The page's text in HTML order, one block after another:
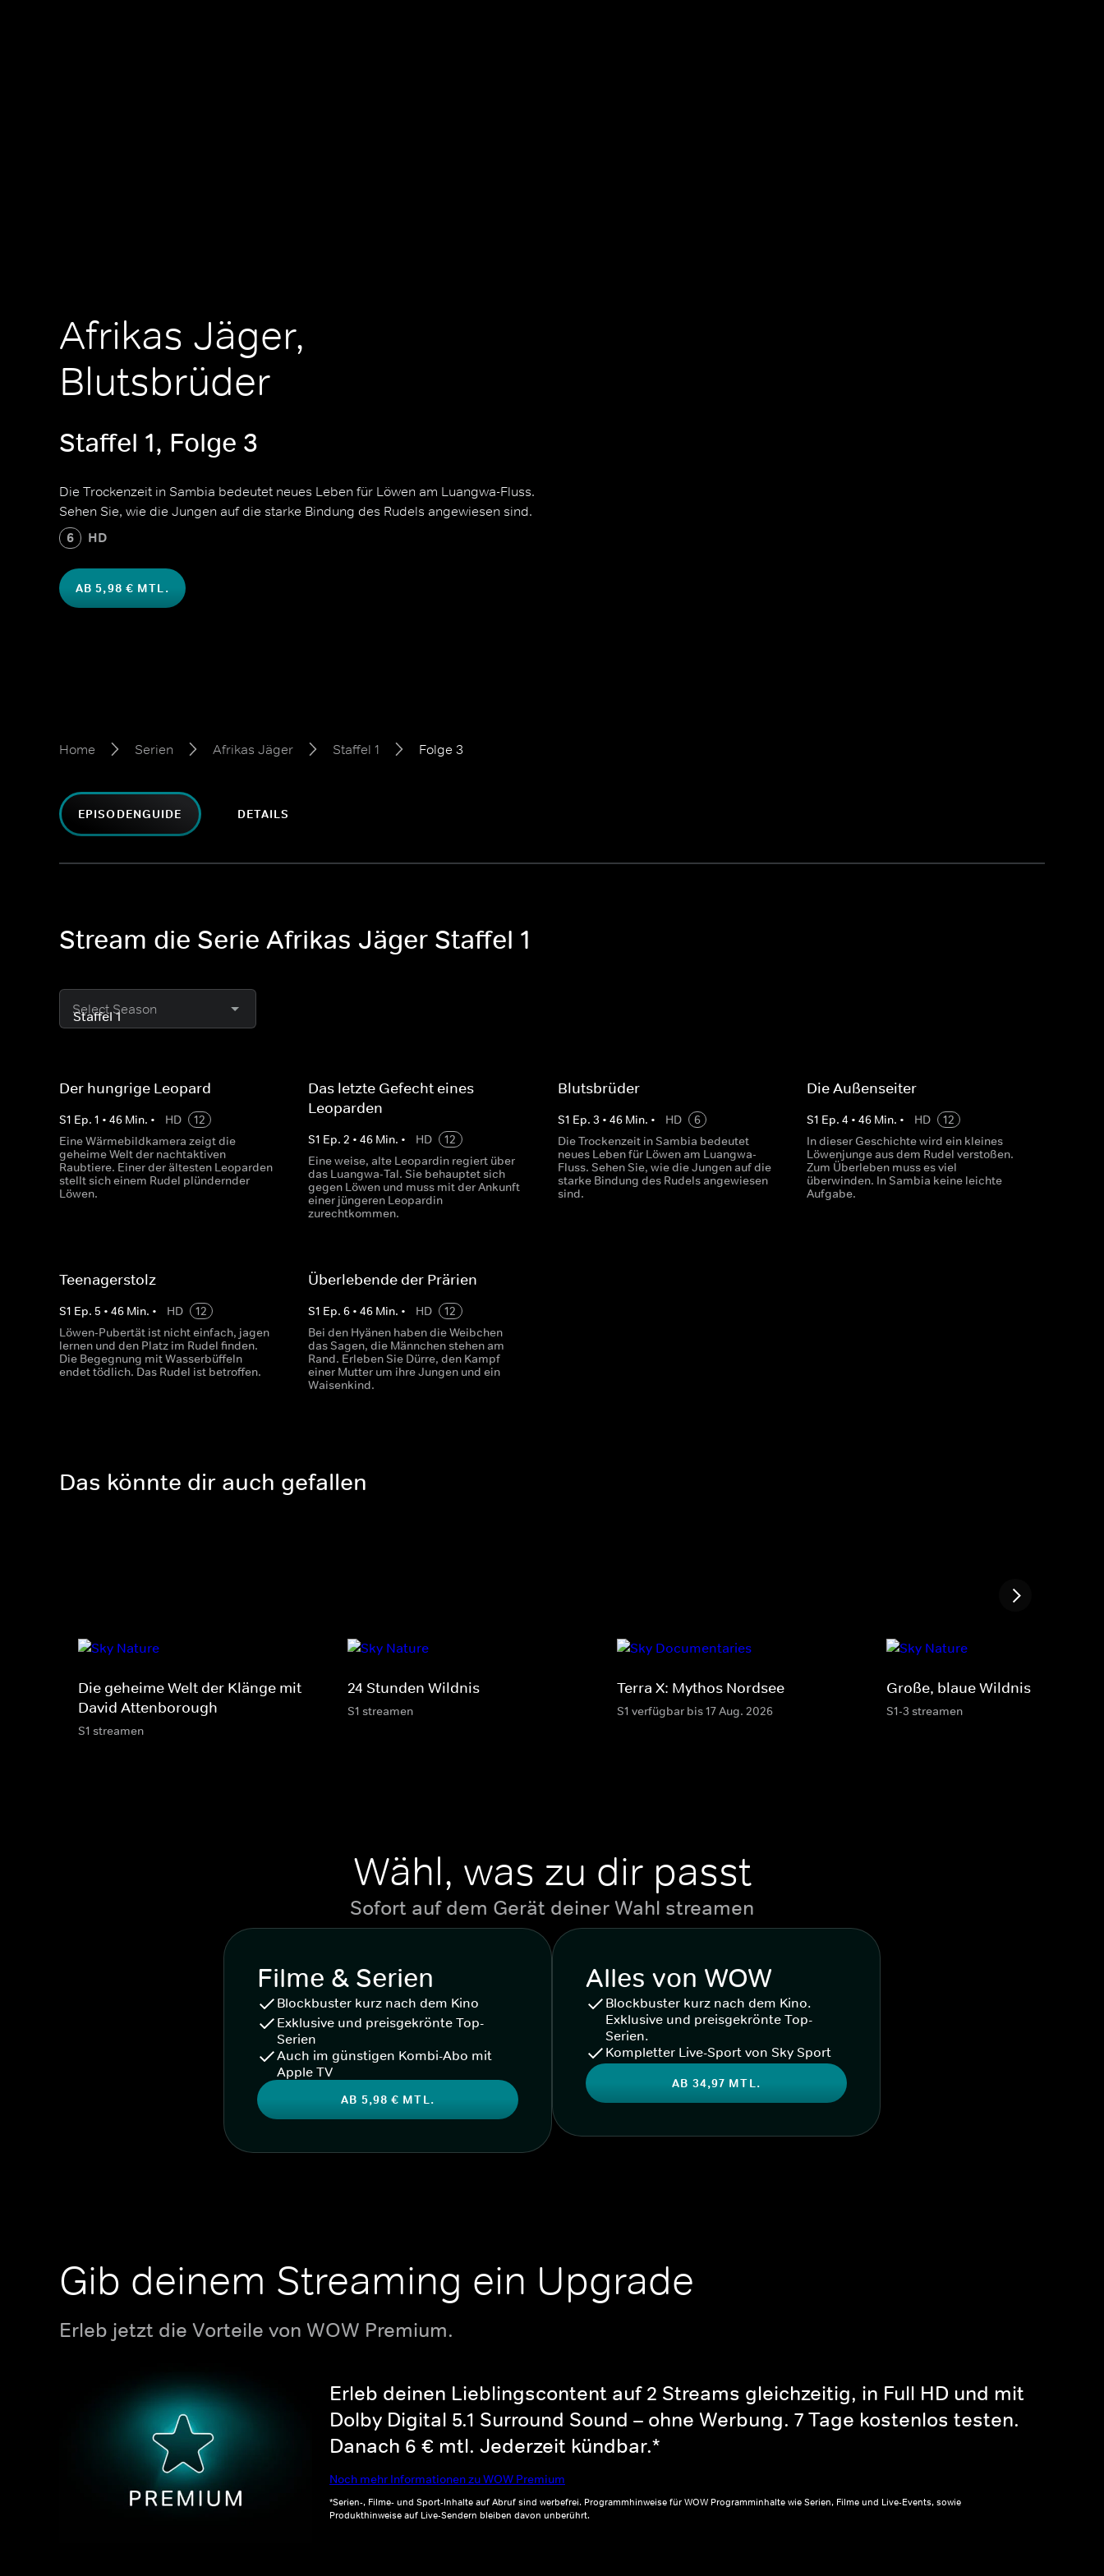
Afrikas Jäger,
Blutsbrüder
Staffel 1, Folge 3
Die Trockenzeit in Sambia bedeutet neues Leben für Löwen am Luangwa-Fluss.
Sehen Sie, wie die Jungen auf die starke Bindung des Rudels angewiesen sind.
6 HD
AB 5,98 € MTL.
Home Serien Afrikas Jäger Staffel 1 Folge 3
EPISODENGUIDE DETAILS
Stream die Serie Afrikas Jäger Staffel 1
Select Season
Der hungrige Leopard
S1 Ep. 1 • 46 Min. • HD
12
Eine Wärmebildkamera zeigt die
geheime Welt der nachtaktiven
Raubtiere. Einer der ältesten Leoparden
stellt sich einem Rudel plündernder
Löwen.
Das letzte Gefecht eines
Leoparden
S1 Ep.2 •46 Min. • HD
12
Eine weise, alte Leopardin regiert über
das Luangwa-Tal. Sie behauptet sich
gegen Löwen und muss mit der Ankunft
einer jüngeren Leopardin
zurechtkommen.
Blutsbrüder
S1 Ep. 3 • 46Min. • HD
6
Die Trockenzeit in Sambia bedeutet
neues Leben für Löwen am Luangwa-
Fluss. Sehen Sie, wie die Jungen auf die
starke Bindung des Rudels angewiesen
sind.
Die Außenseiter
S1 Ep. 4 • 46Min. • HD
12
In dieser Geschichte wird ein kleines
Löwenjunge aus dem Rudel verstoßen.
Zum Überleben muss es viel
überwinden. In Sambia keine leichte
Aufgabe.
Teenagerstolz
S1 Ep. 5 • 46 Min. • HD
12
Löwen-Pubertät ist nicht einfach, jagen
lernen und den Platz im Rudel finden.
Die Begegnung mit Wasserbüffeln
endet tödlich. Das Rudel ist betroffen.
Überlebende der Prärien
S1 Ep.6 •46 Min. • HD
12
Bei den Hyänen haben die Weibchen
das Sagen, die Männchen stehen am
Rand. Erleben Sie Dürre, den Kampf
einer Mutter um ihre Jungen und ein
Waisenkind.
Das könnte dir auch gefallen
Die geheime Welt der Klänge mit
David Attenborough
S1 streamen
24 Stunden Wildnis
S1 streamen
Terra X: Mythos Nordsee
S1 verfügbar bis 17 Aug. 2026
Große, blaue Wildnis
S1-3 streamen
Wähl, was zu dir passt
Sofort auf dem Gerät deiner Wahl streamen
Filme & Serien
Blockbuster kurz nach dem Kino
Exklusive und preisgekrönte Top-
Serien
Auch im günstigen Kombi-Abo mit
Apple TV
AB 5,98 € MTL.
Alles von WOW
Blockbuster kurz nach dem Kino.
Exklusive und preisgekrönte Top-
Serien.
Kompletter Live-Sport von Sky Sport
AB 34,97 MTL.
Gib deinem Streaming ein Upgrade
Erleb jetzt die Vorteile von WOW Premium.
Erleb deinen Lieblingscontent auf 2 Streams gleichzeitig, in Full HD und mit
Dolby Digital 5.1 Surround Sound – ohne Werbung. 7 Tage kostenlos testen.
Danach 6 € mtl. Jederzeit kündbar.*
Noch mehr Informationen zu WOW Premium
*Serien-, Filme- und Sport-Inhalte auf Abruf sind werbefrei. Programmhinweise für WOW Programminhalte wie Serien, Filme und Live-Events, sowie
Produkthinweise auf Live-Sendern bleiben davon unberührt.